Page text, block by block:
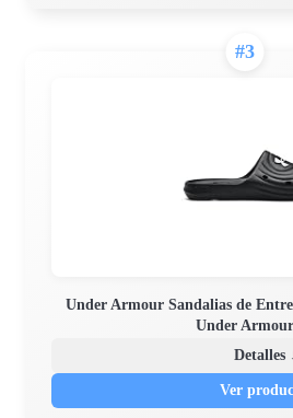
#3
Under Armour Sandalias de
Under Armour
Detalles
Ver